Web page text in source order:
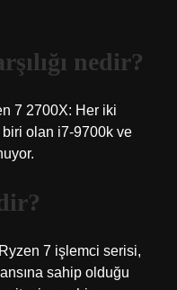
nedir?
7 2700X: Her iki
olan i7-9700k ve
7 işlemci serisi,
sahip olduğu